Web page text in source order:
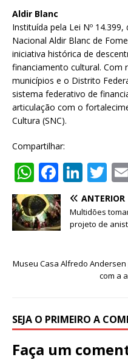
Aldir Blanc
Instituída pela Lei Nº
Nacional Aldir Blanc de
iniciativa histórica de
financiamento cultural. Com
municípios e o Distrito
sistema federativo de
articulação com o
Cultura (SNC).
Compartilhar:
W
h
at
s
p
F
a
c
e
o
Li
n
k
e
n
T
w
it
te
ANTERIOR
Multidões
projeto de
Museu Casa Alfredo
com a
SEJA O PRIMEIRO A
Faça um